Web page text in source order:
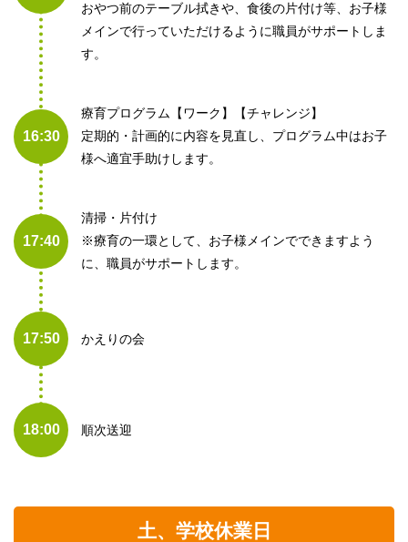
おやつ前のテーブル拭きや、食後の片付け等、お子様
メインで行っていただけるように職員がサポートしま
す。
16:30
療育プログラム【ワーク】【チャレンジ】
定期的・計画的に内容を見直し、プログラム中はお子
様へ適宜手助けします。
17:40
清掃・片付け
※療育の一環として、お子様メインでできますよう
に、職員がサポートします。
17:50 かえりの会
18:00 順次送迎
土、学校休業日